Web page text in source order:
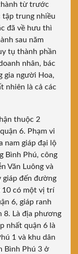
từ trước
tập trung nhiều
đã về hưu thì
sau năm
tụ thành phần
nhân, bác
gia người Hoa,
nhiên là cả các
thuộc 2
6. Phạm vi
nam giáp đại lộ
Bình Phú, công
Văn Luông và
giáp đến đường
10 có một vị trí
6, giáp ranh
8. Là địa phương
nhất quận 6 là
1 và khu dân
Bình Phú 3 ở